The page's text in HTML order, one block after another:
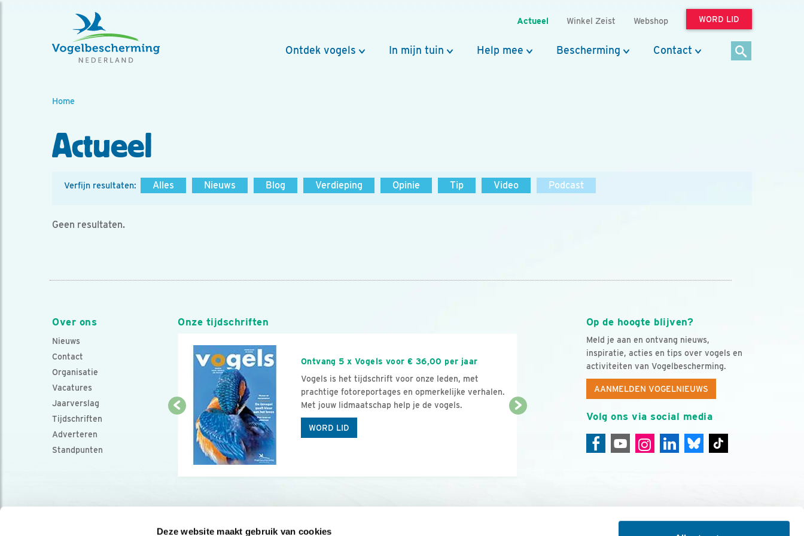
Deze website maakt gebruik van cookies
Actueel Winkel Zeist Webshop WORD LID
Ontdek vogels In mijn tuin Help mee Bescherming Contact
Home
Actueel
Verfijn resultaten: Alles Nieuws Blog Verdieping Opinie Tip Video Podcast
Geen resultaten.
Over ons
Nieuws
Contact
Organisatie
Vacatures
Jaarverslag
Tijdschriften
Adverteren
Standpunten
Op de hoogte blijven?
Meld je aan en ontvang nieuws,
inspiratie, acties en tips over vogels en
activiteiten van Vogelbescherming.
AANMELDEN VOGELNIEUWS
Volg ons via social media
Onze tijdschriften
Ontvang 5 x Vogels voor € 36,00 per jaar
Vogels is het tijdschrift voor onze leden, met
prachtige fotoreportages en opmerkelijke verhalen.
Met jouw lidmaatschap help je de vogels.
WORD LID